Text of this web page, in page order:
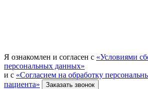
Я ознакомлен и согласен с «Условиями
персональных данных»
и с «Согласием на обработку
пациента»
Заказать звонок